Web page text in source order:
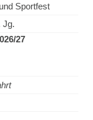
Sportfest
Jg.
27